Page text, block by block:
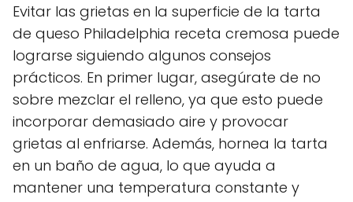
Evitar las grietas en la superficie de la tarta
de queso Philadelphia receta cremosa puede
lograrse siguiendo algunos consejos
prácticos. En primer lugar, asegúrate de no
sobre mezclar el relleno, ya que esto puede
incorporar demasiado aire y provocar
grietas al enfriarse. Además, hornea la tarta
en un baño de agua, lo que ayuda a
mantener una temperatura constante y